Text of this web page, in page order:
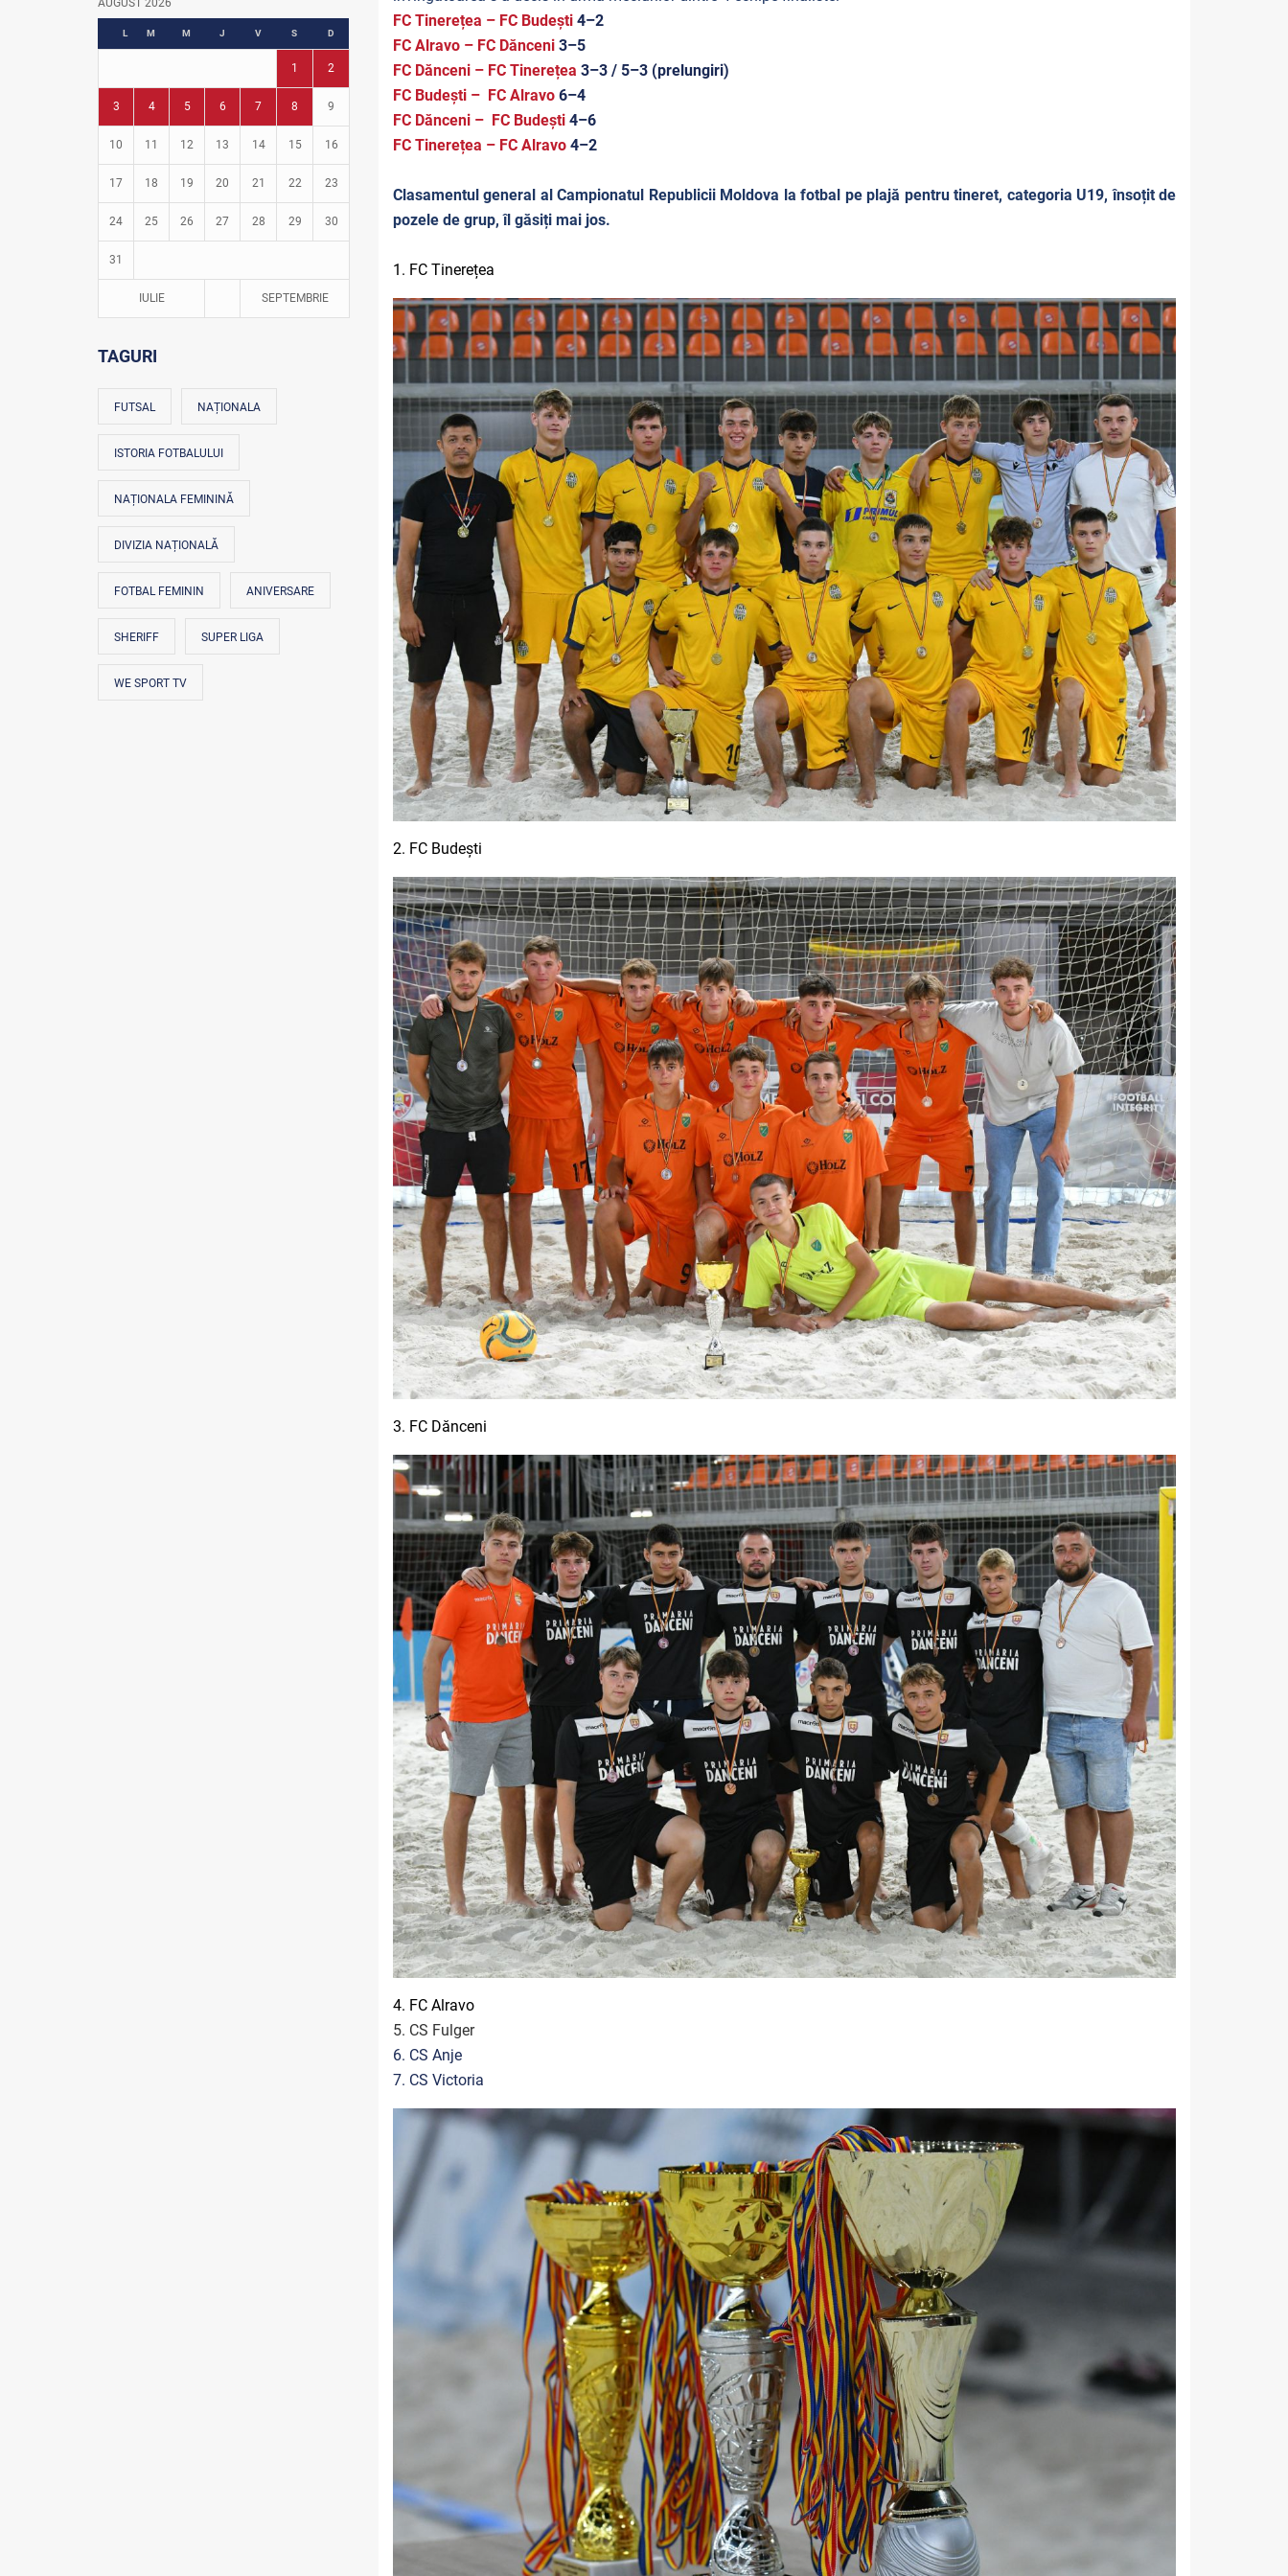
Fotbal în grădinițe
AUGUST 2026
L M M J V S D
1 2
3 4 5 6 7 8 9
10 11 12 13 14 15 16
17 18 19 20 21 22 23
24 25 26 27 28 29 30
31
IULIE SEPTEMBRIE
TAGURI
FUTSAL NAȚIONALA
ISTORIA FOTBALULUI
NAȚIONALA FEMININĂ
DIVIZIA NAȚIONALĂ
FOTBAL FEMININ ANIVERSARE
SHERIFF SUPER LIGA
WE SPORT TV
FC Tinerețea – FC Budești 4–2
FC Alravo – FC Dănceni 3–5
FC Dănceni – FC Tinerețea 3–3 / 5–3 (prelungiri)
FC Budești – FC Alravo6–4
FC Dănceni – FC Budești4–6
FC Tinerețea – FC Alravo 4–2
Clasamentul general al Campionatul Republicii Moldova la fotbal pe plajă pentru tineret, categoria U19, însoțit de
pozele de grup, îl găsiți mai jos.
1. FC Tinerețea
2. FC Budești
3. FC Dănceni
4. FC Alravo
5. CS Fulger
6. CS Anje
7. CS Victoria